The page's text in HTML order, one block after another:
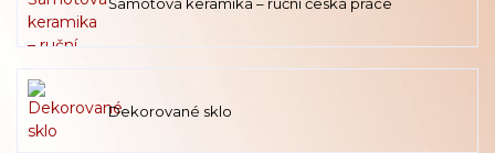
Šamotová keramika – ruční česká práce
Dekorované sklo